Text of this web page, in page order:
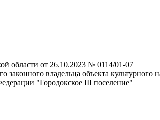
области от 26.10.2023 № 0114/01-07
владельца объекта
"Городокское III поселение"